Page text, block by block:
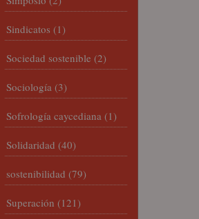
Sindicatos (1)
Sociedad sostenible (2)
Sociología (3)
Sofrología caycediana (1)
Solidaridad (40)
sostenibilidad (79)
Superación (121)